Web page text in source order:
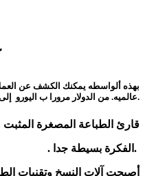
عالميه. من الدولار مرورا ب اليورو إلى الدينار العراقي.
قارئ الطباعة المصغرة المثبت
. الفكرة بسيطة جدا.
أصبحت آلات النسخ وتقنيات